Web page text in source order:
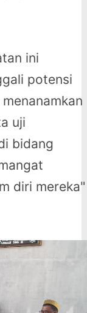
ini
potensi
uji
bidang
diri mereka"